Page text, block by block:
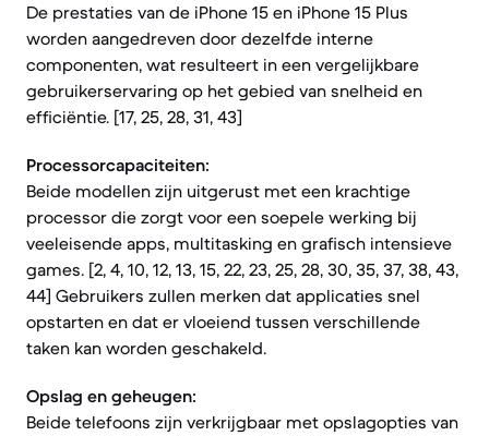
De prestaties van de iPhone 15 en iPhone 15 Plus
worden aangedreven door dezelfde interne
componenten, wat resulteert in een vergelijkbare
gebruikerservaring op het gebied van snelheid en
efficiëntie. [17, 25, 28, 31, 43]
Processorcapaciteiten:
Beide modellen zijn uitgerust met een krachtige
processor die zorgt voor een soepele werking bij
veeleisende apps, multitasking en grafisch intensieve
games. [2, 4, 10, 12, 13, 15, 22, 23, 25, 28, 30, 35, 37, 38, 43,
44] Gebruikers zullen merken dat applicaties snel
opstarten en dat er vloeiend tussen verschillende
taken kan worden geschakeld.
Opslag en geheugen:
Beide telefoons zijn verkrijgbaar met opslagopties van